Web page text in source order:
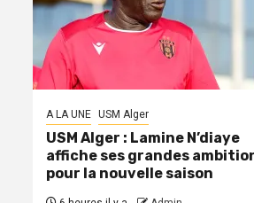
A LA UNE USM Alger
USM Alger : Lamine N’diaye
affiche ses grandes
pour la nouvelle saison